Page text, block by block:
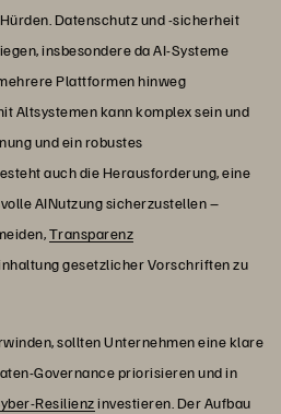
Datenschutz und -sicherheit
insbesondere da AI-Systeme
Plattformen hinweg
Altsystemen kann komplex sein und
und ein robustes
auch die Herausforderung, eine
AINutzung sicherzustellen –
Transparenz
gesetzlicher Vorschriften zu
sollten Unternehmen eine klare
Governance priorisieren und in
Resilienzinvestieren. Der Aufbau